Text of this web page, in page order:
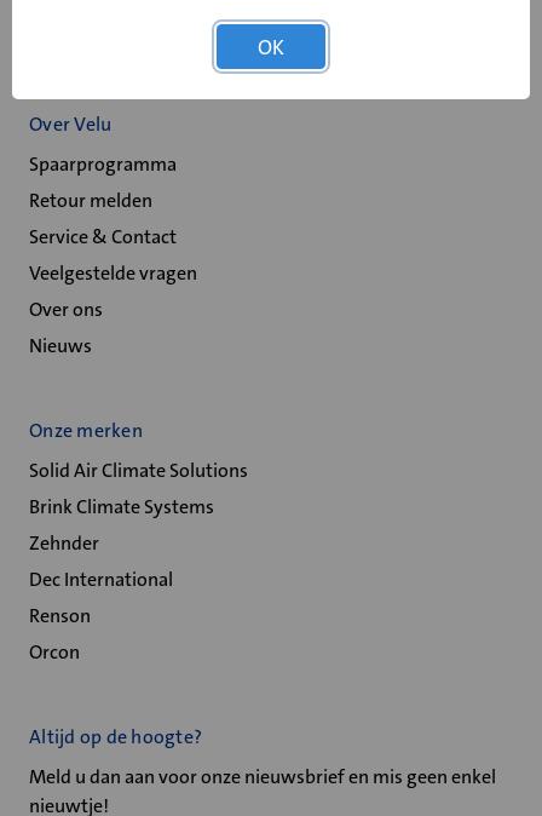
Over Velu
Spaarprogramma
Retour melden
Service & Contact
Veelgestelde vragen
Over ons
Nieuws
Onze merken
Solid Air Climate Solutions
Brink Climate Systems
Zehnder
Dec International
Renson
Orcon
Altijd op de hoogte?
Meld u dan aan voor onze nieuwsbrief en mis geen enkel
nieuwtje!
OK